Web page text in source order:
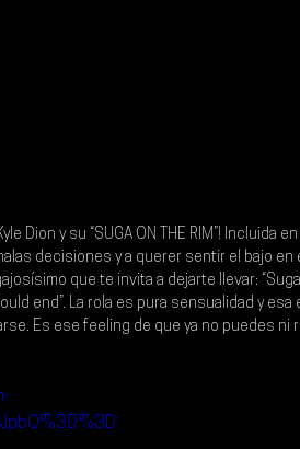
Dion y su “SUGA ON THE RIM”! Incluida
decisiones y a querer sentir el bajo
que te invita a dejarte llevar:
end”. La rola es pura sensualidad y
Es ese feeling de que ya no puedes ni